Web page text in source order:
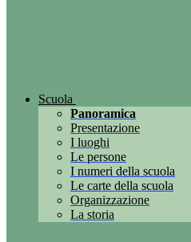
Scuola
Panoramica
Presentazione
I luoghi
Le persone
I numeri della scuola
Le carte della scuola
Organizzazione
La storia